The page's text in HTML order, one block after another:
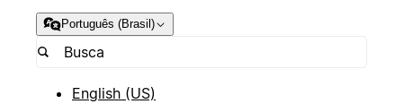
Português (Brasil)
English (US)